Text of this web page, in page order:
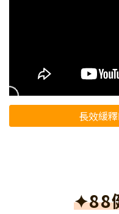
長效緩
✦88